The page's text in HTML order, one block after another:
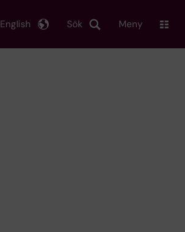
Sök
English Meny